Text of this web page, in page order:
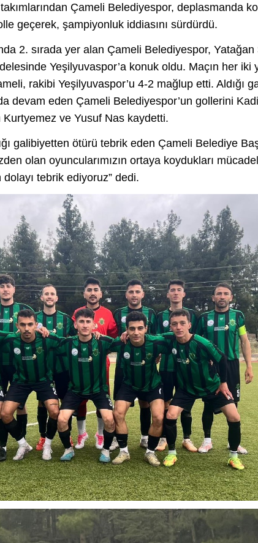
Çameli Belediyespor, deplasmanda
geçerek, şampiyonluk iddiasını sürdürdü.
2. sırada yer alan Çameli Belediyespor, Yatağan
Yeşilyuvaspor’a konuk oldu. Maçın her iki
rakibi Yeşilyuvaspor’u 4-2 mağlup etti. Aldığı
devam eden Çameli Belediyespor’un gollerini
Kurtyemez ve Yusuf Nas kaydetti.
galibiyetten ötürü tebrik eden Çameli Belediye
olan oyuncularımızın ortaya koydukları
tebrik ediyoruz” dedi.